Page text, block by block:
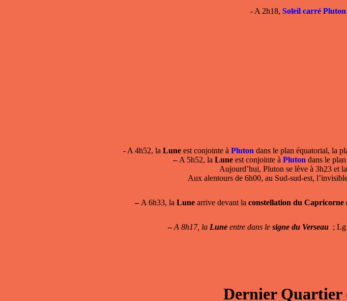
- A 2h18, Soleil carré Pluton
- A 4h52, la Lune est conjointe à Pluton dans le plan équatorial, la
–A 5h52, la Lune est conjointe à Pluton dans le
Aujourd’hui, Pluton se lève à 3h23 et
Aux alentours de 6h00, au Sud-sud-est,
–A 6h33, la Lune arrive devant la constellation du Capricorne
– A 8h17, la Luneentre dans le signe du Verseau ; Lg
Dernier Quartier